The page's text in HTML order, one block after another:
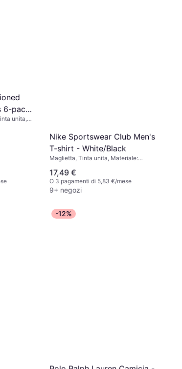
6-pack
unita,
Nike Sportswear Club Men's
T-shirt - White/Black
Maglietta, Tinta unita, Materiale:
17,49 €
O 3 pagamenti di 5,83 €/mese
9+ negozi
-12%